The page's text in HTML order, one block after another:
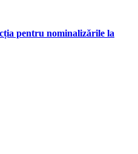
pentru nominalizările la